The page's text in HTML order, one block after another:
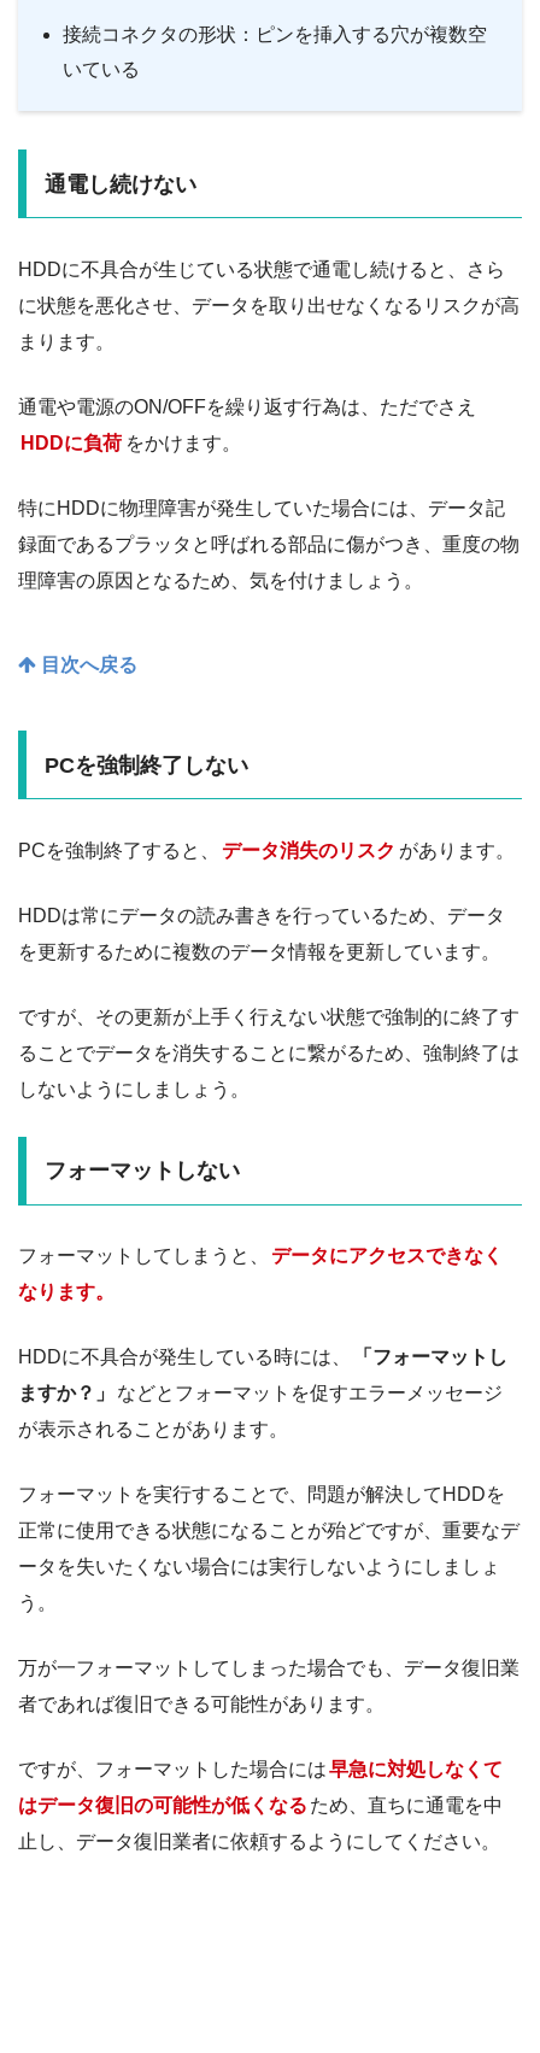
接続コネクタの形状：ピンを挿入する穴が複数空
いている
通電し続けない
HDDに不具合が生じている状態で通電し続けると、さら
に状態を悪化させ、データを取り出せなくなるリスクが高
まります。
通電や電源のON/OFFを繰り返す行為は、ただでさえ
HDDに負荷 をかけます。
特にHDDに物理障害が発生していた場合には、データ記
録面であるプラッタと呼ばれる部品に傷がつき、重度の物
理障害の原因となるため、気を付けましょう。
目次へ戻る
PCを強制終了しない
PCを強制終了すると、 データ消失のリスク があります。
HDDは常にデータの読み書きを行っているため、データ
を更新するために複数のデータ情報を更新しています。
ですが、その更新が上手く行えない状態で強制的に終了す
ることでデータを消失することに繋がるため、強制終了は
しないようにしましょう。
フォーマットしない
フォーマットしてしまうと、
データにアクセスできなく
なります。
HDDに不具合が発生している時には、
「フォーマットし
ますか？」
などとフォーマットを促すエラーメッセージ
が表示されることがあります。
フォーマットを実行することで、問題が解決してHDDを
正常に使用できる状態になることが殆どですが、重要なデ
ータを失いたくない場合には実行しないようにしましょ
う。
万が一フォーマットしてしまった場合でも、データ復旧業
者であれば復旧できる可能性があります。
ですが、フォーマットした場合には早急に対処しなくて
はデータ復旧の可能性が低くなる ため、直ちに通電を中
止し、データ復旧業者に依頼するようにしてください。